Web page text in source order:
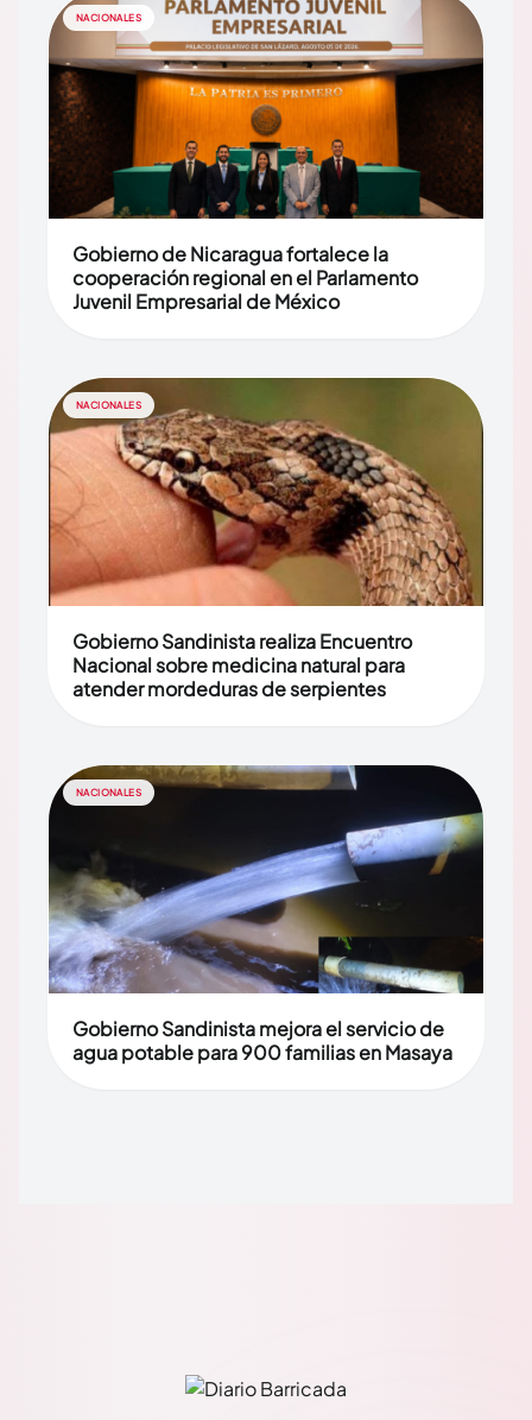
NACIONALES
Gobierno de Nicaragua fortalece la
cooperación regional en el Parlamento
Juvenil Empresarial de México
NACIONALES
Gobierno Sandinista realiza Encuentro
Nacional sobre medicina natural para
atender mordeduras de serpientes
NACIONALES
Gobierno Sandinista mejora el servicio de
agua potable para 900 familias en Masaya